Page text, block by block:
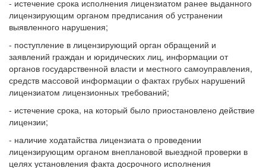
- истечение срока исполнения лицензиатом ранее выданного
лицензирующим органом предписания об устранении
выявленного нарушения;
- поступление в лицензирующий орган обращений и
заявлений граждан и юридических лиц, информации от
органов государственной власти и местного самоуправления,
средств массовой информации о фактах грубых нарушений
лицензиатом лицензионных требований;
- истечение срока, на который было приостановлено действие
лицензии;
- наличие ходатайства лицензиата о проведении
лицензирующим органом внеплановой выездной проверки в
целях установления факта досрочного исполнения